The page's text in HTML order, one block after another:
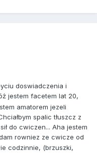
doswiadczenia i
jestem facetem lat 20,
amatorem jezeli
spalic tłuszcz z
do cwiczen... Aha jestem
rowniez ze cwicze od
codzinnie, (brzuszki,